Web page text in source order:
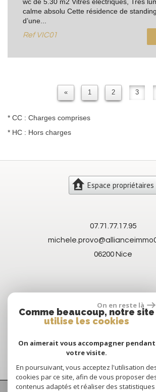
wc de 5.30 m2 Vitres électriques, Très
calme absolu Cette résidence de
d’une...
RefVIC01
« 1 2 3
* CC : Charges comprises
* HC : Hors charges
Espace propriétaires
07.71.77.17.95
06200Nice
On en reste là
Comme beaucoup, notre site
utilise les cookies
On aimerait vous accompagner pendant
votre visite.
En poursuivant, vous acceptez l'utilisation
cookies par ce site, afin de vous proposer
contenus adaptés et réaliser des statistiques